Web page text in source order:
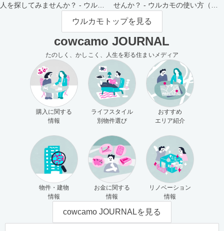
人を探してみませんか？ - ウルカ
せんか？ - ウルカモの使い方（買
主さま向け）
ウルカモトップを見る
cowcamo JOURNAL
たのしく、かしこく、人生を彩る住まいメディア
購入に関する
情報
ライフスタイル
別物件選び
おすすめ
エリア紹介
物件・建物
情報
お金に関する
情報
リノベーション
情報
cowcamo JOURNALを見る